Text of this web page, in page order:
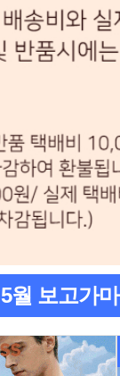
5월 보고가